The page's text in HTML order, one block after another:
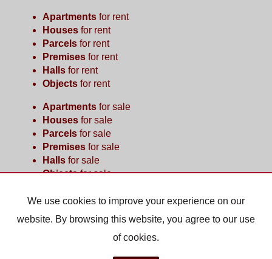
Apartments for rent
Houses for rent
Parcels for rent
Premises for rent
Halls for rent
Objects for rent
Apartments for sale
Houses for sale
Parcels for sale
Premises for sale
Halls for sale
Objectsfor sale
Home page Buy Sell/rent Contact
We use cookies to improve your experience on our
website. By browsing this website, you agree to our use
of cookies.